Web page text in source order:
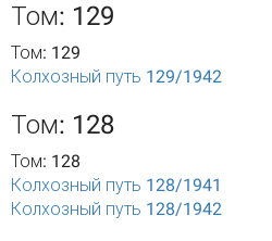
Том: 129
Том: 129
Колхозный путь 129/1942
Том: 128
Том: 128
Колхозный путь 128/1941
Колхозный путь 128/1942